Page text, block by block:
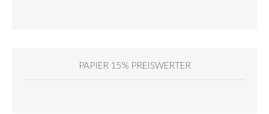
PAPIER 15% PREISWERTER